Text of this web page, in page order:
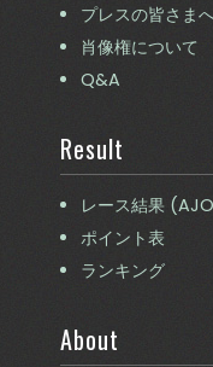
プレスの皆さま
肖像権について
Q&A
Result
レース結果
ポイント表
ランキング
About